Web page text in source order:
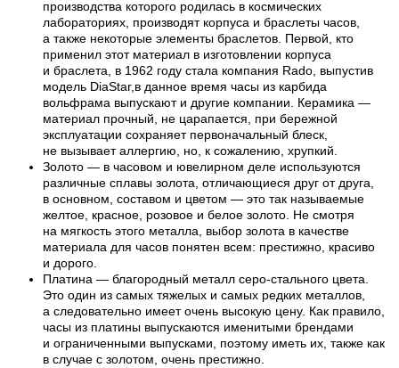
производства которого родилась в космических
лабораториях, производят корпуса и браслеты часов,
а также некоторые элементы браслетов. Первой, кто
применил этот материал в изготовлении корпуса
и браслета, в 1962 году стала компания Rado, выпустив
модель DiaStar,в данное время часы из карбида
вольфрама выпускают и другие компании. Керамика —
материал прочный, не царапается, при бережной
эксплуатации сохраняет первоначальный блеск,
не вызывает аллергию, но, к сожалению, хрупкий.
Золото — в часовом и ювелирном деле используются
различные сплавы золота, отличающиеся друг от друга,
в основном, составом и цветом — это так называемые
желтое, красное, розовое и белое золото. Не смотря
на мягкость этого металла, выбор золота в качестве
материала для часов понятен всем: престижно, красиво
и дорого.
Платина — благородный металл серо-стального цвета.
Это один из самых тяжелых и самых редких металлов,
а следовательно имеет очень высокую цену. Как правило,
часы из платины выпускаются именитыми брендами
и ограниченными выпусками, поэтому иметь их, также как
в случае с золотом, очень престижно.